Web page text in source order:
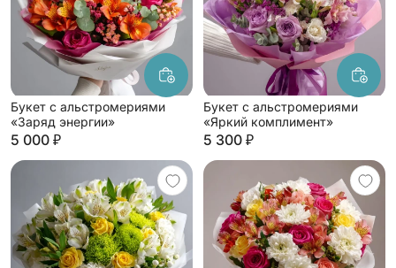
Букет с альстромериями
«Заряд энергии»
5 000 ₽
Букет с альстромериями
«Яркий комплимент»
5 300 ₽